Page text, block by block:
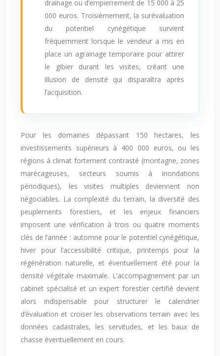
drainage ou d’empierrement de 15 000 à 25
000 euros. Troisièmement, la surévaluation
du potentiel cynégétique survient
fréquemment lorsque le vendeur a mis en
place un agrainage temporaire pour attirer
le gibier durant les visites, créant une
illusion de densité qui disparaîtra après
l’acquisition.
Pour les domaines dépassant 150 hectares, les
investissements supérieurs à 400 000 euros, ou les
régions à climat fortement contrasté (montagne, zones
marécageuses, secteurs soumis à inondations
périodiques), les visites multiples deviennent non
négociables. La complexité du terrain, la diversité des
peuplements forestiers, et les enjeux financiers
imposent une vérification à trois ou quatre moments
clés de l’année : automne pour le potentiel cynégétique,
hiver pour l’accessibilité critique, printemps pour la
régénération naturelle, et éventuellement été pour la
densité végétale maximale. L’accompagnement par un
cabinet spécialisé et un expert forestier certifié devient
alors indispensable pour structurer le calendrier
d’évaluation et croiser les observations terrain avec les
données cadastrales, les servitudes, et les baux de
chasse éventuellement en cours.